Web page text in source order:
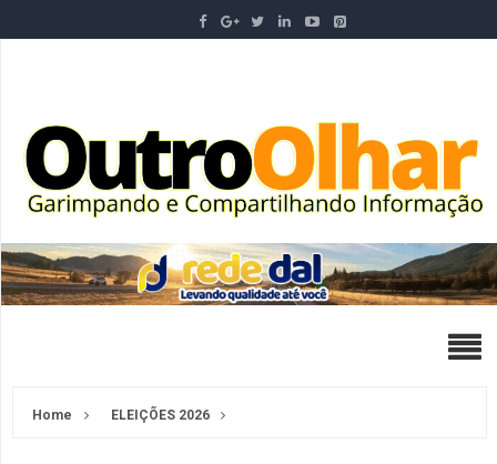
Home ELEIÇÕES 2026